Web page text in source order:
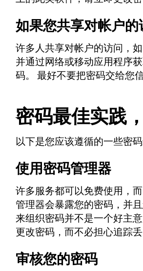
如果您共享对帐户的
许多人共享对帐户的访问，
并通过网络或移动应用程序
码。 最好不要把密码交给您
密码最佳实践
以下是您应该遵循的一些密码
使用密码管理器
许多服务都可以免费使用，而
管理器会暴露您的密码，并
来组织密码并不是一个好主
更改密码，而不必担心追踪丢
审核您的密码